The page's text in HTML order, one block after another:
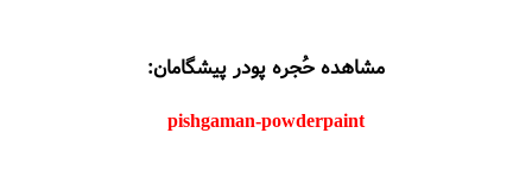
مشاهده حُجره پودر پیشگامان:
pishgaman-powderpaint